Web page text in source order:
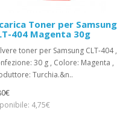
Toner per Samsung
404 Magenta 30g
toner per Samsung CLT-404 ,
30 g , Colore: Magenta ,
Turchia.&n..
4,75€